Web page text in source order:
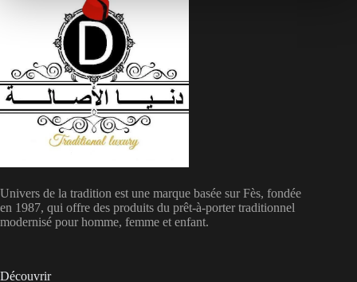
Univers de la tradition est une marque basée sur Fès, fondée
en 1987, qui offre des produits du prêt-à-porter traditionnel
modernisé pour homme, femme et enfant.
Découvrir